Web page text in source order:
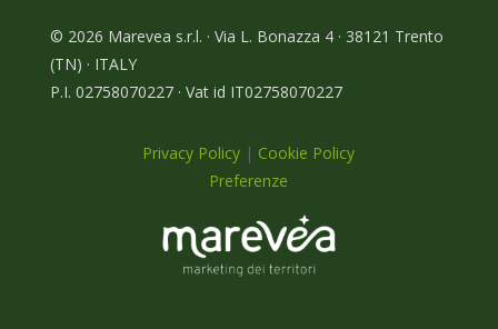
© 2026 Marevea s.r.l. · Via L. Bonazza 4 · 38121 Trento
(TN) · ITALY
P.I. 02758070227 · Vat id IT02758070227
Privacy Policy | Cookie Policy
Preferenze